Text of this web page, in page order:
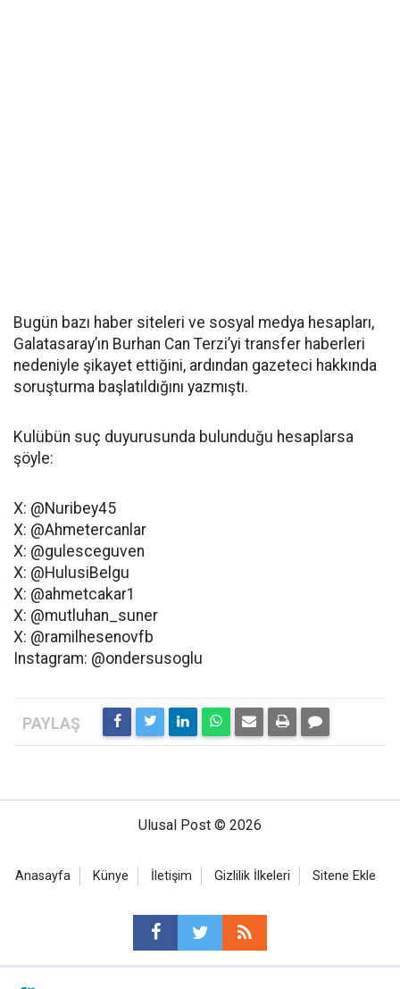
Bugün bazı haber siteleri ve sosyal medya hesapları,
Galatasaray’ın Burhan Can Terzi’yi transfer haberleri
nedeniyle şikayet ettiğini, ardından gazeteci hakkında
soruşturma başlatıldığını yazmıştı.
Kulübün suç duyurusunda bulunduğu hesaplarsa
şöyle:
X: @Nuribey45
X: @Ahmetercanlar
X: @gulesceguven
X: @HulusiBelgu
X: @ahmetcakar1
X: @mutluhan_suner
X: @ramilhesenovfb
Instagram: @ondersusoglu
Ulusal Post © 2026
Anasayfa Künye İletişim Gizlilik İlkeleri Sitene Ekle